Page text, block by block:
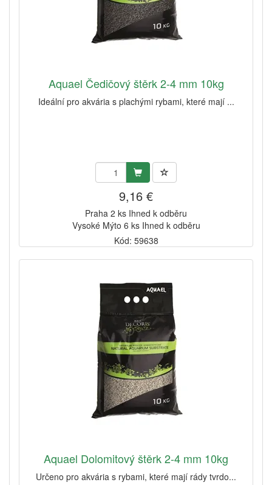
Aquael Čedičový štěrk 2-4 mm 10kg
Ideální pro akvária s plachými rybami, které mají ...
9,16 €
Praha 2 ks Ihned k odběru
Vysoké Mýto 6 ks Ihned k odběru
Kód: 59638
Aquael Dolomitový štěrk 2-4 mm 10kg
Určeno pro akvária s rybami, které mají rády tvrdo...